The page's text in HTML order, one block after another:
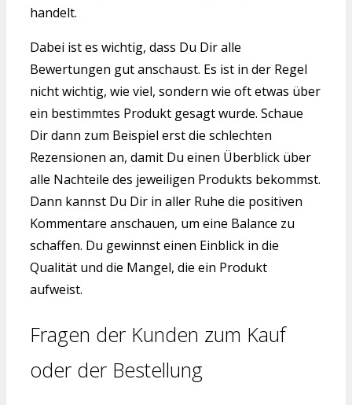
handelt.
Dabei ist es wichtig, dass Du Dir alle
Bewertungen gut anschaust. Es ist in der Regel
nicht wichtig, wie viel, sondern wie oft etwas über
ein bestimmtes Produkt gesagt wurde. Schaue
Dir dann zum Beispiel erst die schlechten
Rezensionen an, damit Du einen Überblick über
alle Nachteile des jeweiligen Produkts bekommst.
Dann kannst Du Dir in aller Ruhe die positiven
Kommentare anschauen, um eine Balance zu
schaffen. Du gewinnst einen Einblick in die
Qualität und die Mangel, die ein Produkt
aufweist.
Fragen der Kunden zum Kauf
oder der Bestellung